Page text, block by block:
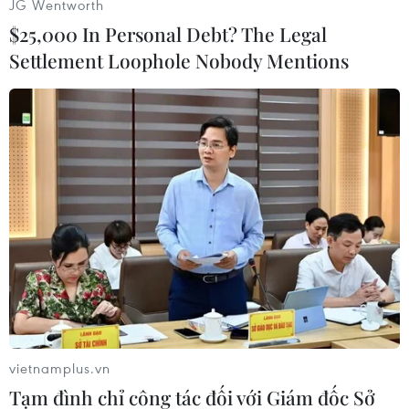
#Kho bạc NN #HNX #Đấu thầu #Trái phiếu
Theo dõi VietnamPlus
JG Wentworth
$25,000 In Personal Debt? The Legal
Settlement Loophole Nobody Mentions
vietnamplus.vn
Tạm đình chỉ công tác đối với Giám đốc Sở